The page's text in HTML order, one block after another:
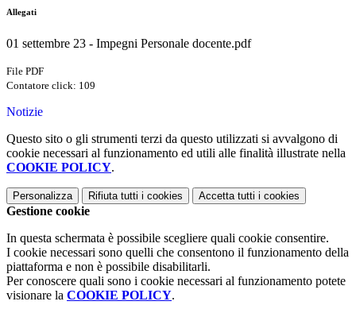
Allegati
01 settembre 23 - Impegni Personale docente.pdf
File PDF
Contatore click: 109
Notizie
Questo sito o gli strumenti terzi da questo utilizzati si avvalgono di
cookie necessari al funzionamento ed utili alle finalità illustrate nella
COOKIE POLICY.
Personalizza Rifiuta tutti i cookies Accetta tutti i cookies
Gestione cookie
In questa schermata è possibile scegliere quali cookie consentire.
I cookie necessari sono quelli che consentono il funzionamento della
piattaforma e non è possibile disabilitarli.
Per conoscere quali sono i cookie necessari al funzionamento potete
visionare la COOKIE POLICY.